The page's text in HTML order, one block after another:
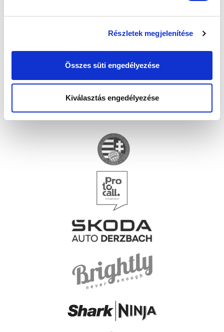
Részletek megjelenítése
Összes süti engedélyezése
Kiválasztás engedélyezése